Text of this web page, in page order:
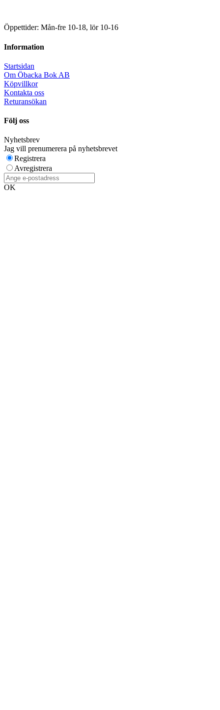
Öppettider: Mån-fre 10-18, lör 10-16
Information
Startsidan
Om Öbacka Bok AB
Köpvillkor
Kontakta oss
Returansökan
Följ oss
Nyhetsbrev
Jag vill prenumerera på nyhetsbrevet
Registrera
Avregistrera
OK